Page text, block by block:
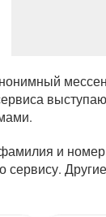
и
сервису.